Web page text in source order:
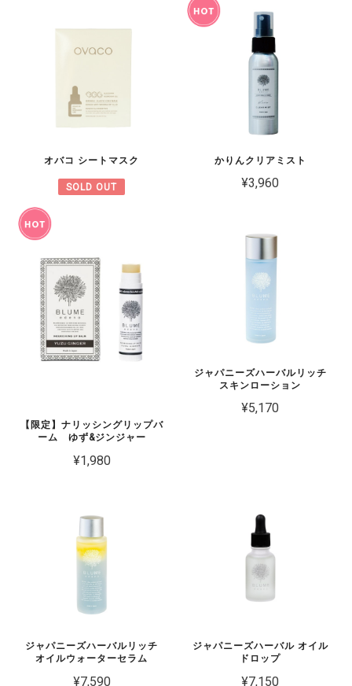
オバコ シートマスク
SOLD OUT
かりんクリアミスト
¥3,960
【限定】ナリッシングリップバ
ーム ゆず&ジンジャー
¥1,980
ジャパニーズハーバルリッチ
スキンローション
¥5,170
ジャパニーズハーバルリッチ
オイルウォーターセラム
¥7,590
ジャパニーズハーバル オイル
ドロップ
¥7,150